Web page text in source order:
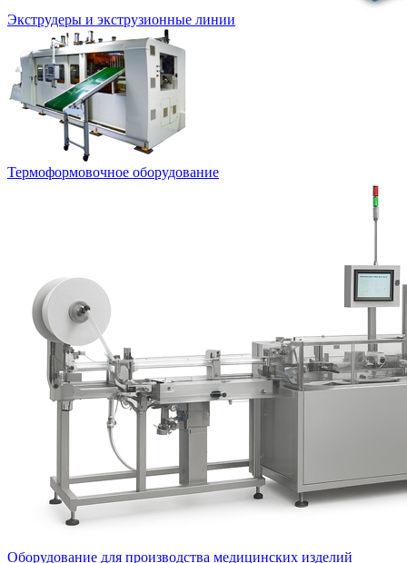
Экструдеры и экструзионные линии
Термоформовочное оборудование
Оборудование для производства медицинских изделий